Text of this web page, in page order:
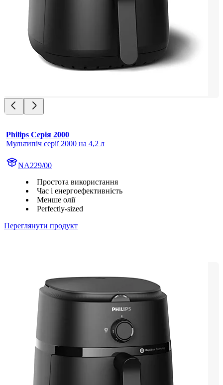
Philips Серія 2000
Мультипіч серії 2000 на 4,2 л
NA229/00
Простота використання
Час і енергоефективність
Менше олії
Perfectly-sized
Переглянути продукт